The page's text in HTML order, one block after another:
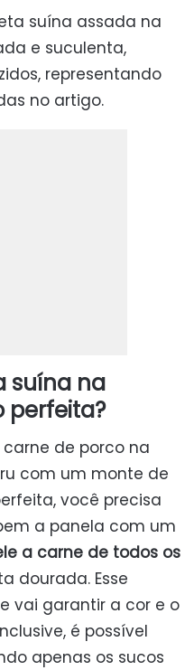
suína na
perfeita?
de porco na
com um monte de
você precisa
a panela com um
a carne de todos os
dourada. Esse
vai garantir a cor e o
é possível
apenas os sucos